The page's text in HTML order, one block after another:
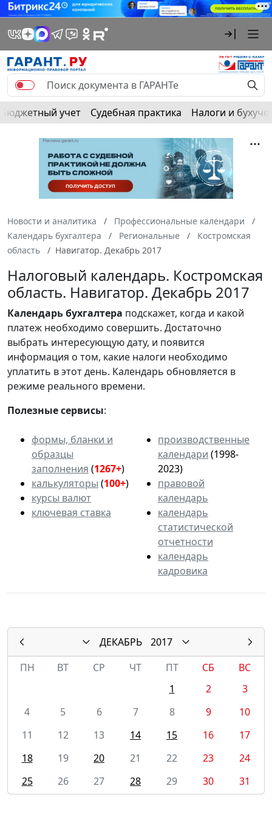
Бюджетный учет Судебная практика Налоги и
Новости и аналитика
Профессиональные календари
Календарь бухгалтера
Региональные
Костромская
область
Навигатор. Декабрь 2017
Налоговый календарь. Костромская
область. Навигатор. Декабрь 2017
Календарьбухгалтера подскажет, когда и какой
платеж необходимо совершить. Достаточно
выбрать интересующую дату, и появится
информация о том, какие налоги необходимо
уплатить в этот день. Календарь обновляется в
режиме реального времени.
Полезные сервисы:
формы, бланки и
образцы
заполнения (1267+)
калькуляторы (100+)
курсы валют
ключевая ставка
производственные
календари (1998-
2023)
правовой
календарь
календарь
статистической
отчетности
календарь
кадровика
ДЕКАБРЬ
2017
ПН
ВТ СР ЧТ ПТ СБ
ВС
1
2
3
4
5 6 7 8 9
10
11
12 13 14 15 16
17
18
19 20 21 22 23
24
25
26 27 28 29 30 31